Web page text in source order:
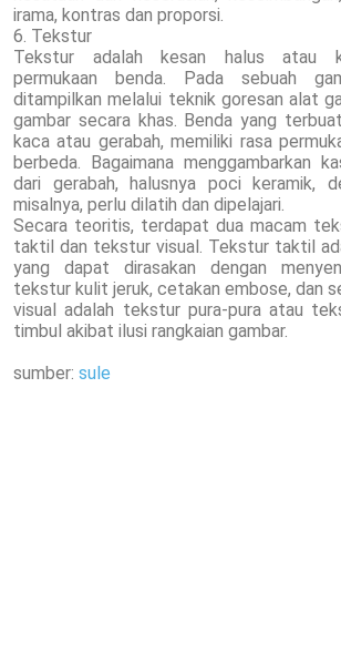
irama, kontras dan proporsi.
6. Tekstur
Tekstur adalah kesan halus atau
permukaan benda. Pada sebuah
ditampilkan melalui teknik goresan alat
gambar secara khas. Benda yang
kaca atau gerabah, memiliki rasa
berbeda. Bagaimana menggambarkan
dari gerabah, halusnya poci keramik,
misalnya, perlu dilatih dan dipelajari.
Secara teoritis, terdapat dua macam
taktil dan tekstur visual. Tekstur taktil
yang dapat dirasakan dengan
tekstur kulit jeruk, cetakan embose, dan
visual adalah tekstur pura-pura atau
timbul akibat ilusi rangkaian gambar.
sumber: sule